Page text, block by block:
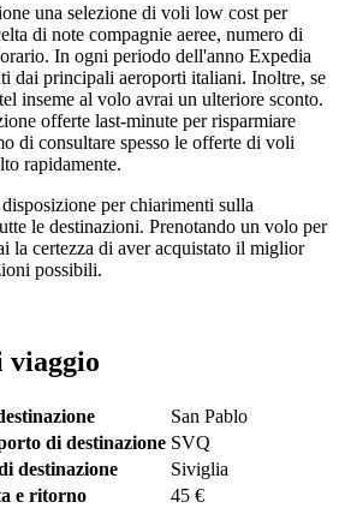
una selezione di voli low cost per
di note compagnie aeree, numero di
In ogni periodo dell'anno Expedia
dai principali aeroporti italiani. Inoltre, se
inseme al volo avrai un ulteriore sconto.
offerte last-minute per risparmiare
di consultare spesso le offerte di voli
rapidamente.
per chiarimenti sulla
le destinazioni. Prenotando un volo per
la certezza di aver acquistato il miglior
possibili.
San Pablo
di destinazione SVQ
destinazione
Siviglia
e ritorno
45 €